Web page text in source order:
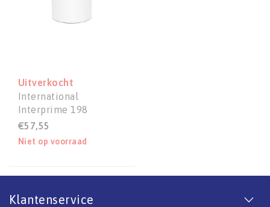
Uitverkocht
International
Interprime 198
alternatief is
Sigmarine 28
€57,55
Niet op voorraad
Klantenservice